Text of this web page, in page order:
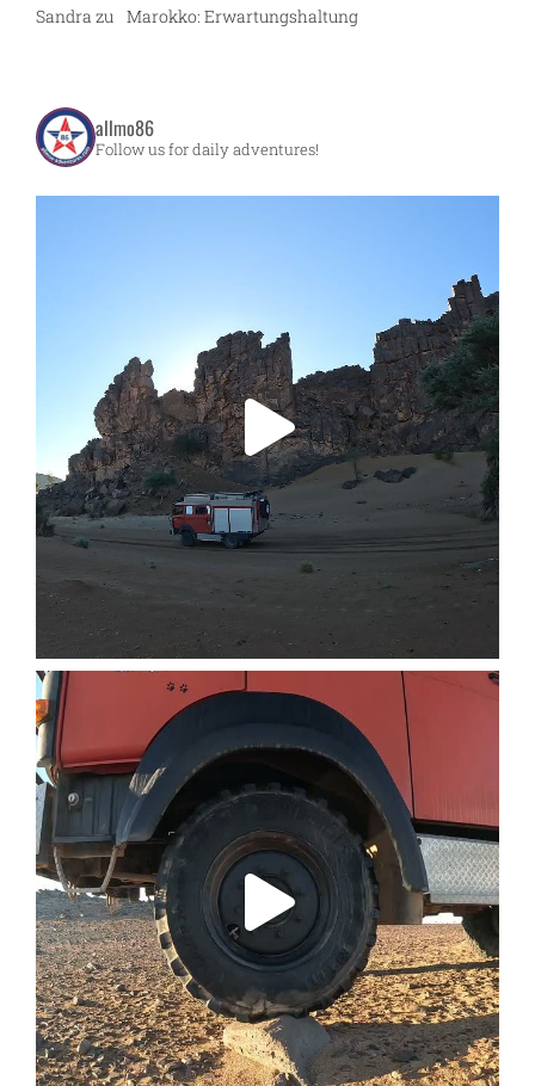
Sandra zu Marokko: Erwartungshaltung
allmo86
Follow us for daily adventures!